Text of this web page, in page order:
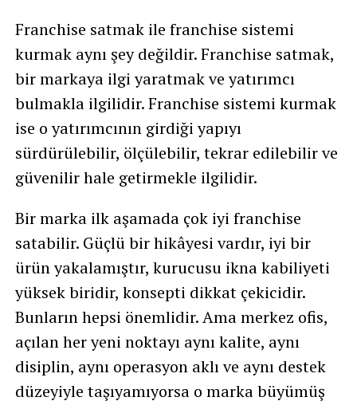
Franchise satmak ile franchise sistemi
kurmak aynı şey değildir. Franchise satmak,
bir markaya ilgi yaratmak ve yatırımcı
bulmakla ilgilidir. Franchise sistemi kurmak
ise o yatırımcının girdiği yapıyı
sürdürülebilir, ölçülebilir, tekrar edilebilir ve
güvenilir hale getirmekle ilgilidir.
Bir marka ilk aşamada çok iyi franchise
satabilir. Güçlü bir hikâyesi vardır, iyi bir
ürün yakalamıştır, kurucusu ikna kabiliyeti
yüksek biridir, konsepti dikkat çekicidir.
Bunların hepsi önemlidir. Ama merkez ofis,
açılan her yeni noktayı aynı kalite, aynı
disiplin, aynı operasyon aklı ve aynı destek
düzeyiyle taşıyamıyorsa o marka büyümüş